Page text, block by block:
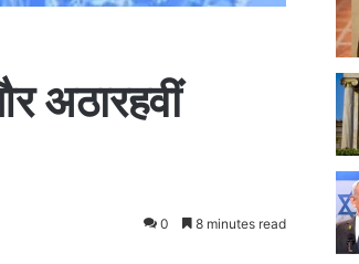
अठारहवीं
0 8 minutes read